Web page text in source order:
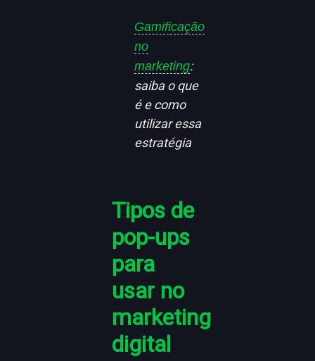
Gamificação
no
marketing:
saiba o que
é e como
utilizar essa
estratégia
Tipos de
pop-ups
para
usar no
marketing
digital